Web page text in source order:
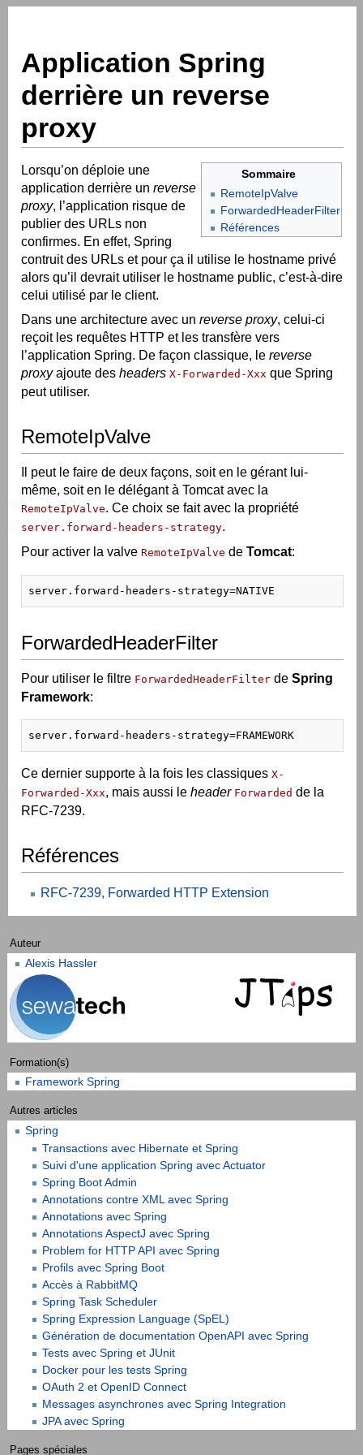
Application Spring
derrière un reverse
proxy
Sommaire
RemoteIpValve
ForwardedHeaderFilter
Références
Lorsqu’on déploie une
application derrière un reverse
proxy, l’application risque de
publier des URLs non
confirmes. En effet, Spring
contruit des URLs et pour ça il utilise le hostname privé
alors qu’il devrait utiliser le hostname public, c’est-à-dire
celui utilisé par le client.
Dans une architecture avec un reverse proxy, celui-ci
reçoit les requêtes HTTP et les transfère vers
l’application Spring. De façon classique, le reverse
proxyajoute des headers X-Forwarded-Xxx que Spring
peut utiliser.
RemoteIpValve
Il peut le faire de deux façons, soit en le gérant lui-
même, soit en le délégant à Tomcat avec la
RemoteIpValve. Ce choix se fait avec la propriété
server.forward-headers-strategy.
Pour activer la valve RemoteIpValve de Tomcat:
server.forward-headers-strategy=NATIVE
ForwardedHeaderFilter
Pour utiliser le filtre ForwardedHeaderFilter de Spring
Framework:
server.forward-headers-strategy=FRAMEWORK
Ce dernier supporte à la fois les classiques X-
Forwarded-Xxx, mais aussi le header Forwarded de la
RFC-7239.
Références
RFC-7239, Forwarded HTTP Extension
Alexis Hassler
Auteur
Formation(s)
Framework Spring
Autres articles
Spring
Transactions avec Hibernate et Spring
Suivi d'une application Spring avec Actuator
Spring Boot Admin
Annotations contre XML avec Spring
Annotations avec Spring
Annotations AspectJ avec Spring
Problem for HTTP API avec Spring
Profils avec Spring Boot
Accès à RabbitMQ
Spring Task Scheduler
Spring Expression Language (SpEL)
Génération de documentation OpenAPI avec Spring
Tests avec Spring et JUnit
Docker pour les tests Spring
OAuth 2 et OpenID Connect
Messages asynchrones avec Spring Integration
JPA avec Spring
Pages spéciales